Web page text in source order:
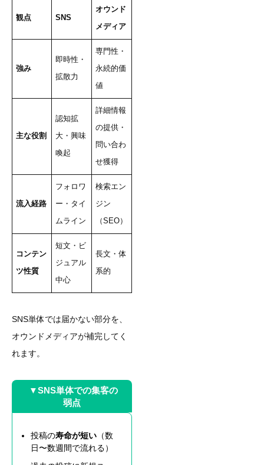
観点 SNS
オウンド
メディア
強み
即時性・
拡散力
専門性・
永続的価
値
主な役割
認知拡
大・興味
喚起
詳細情報
の提供・
問い合わ
せ獲得
流入経路
フォロワ
ー・タイ
ムライン
検索エン
ジン
（SEO）
コンテン
ツ性質
短文・ビ
ジュアル
中心
長文・体
系的
SNS単体では届かない部分を、
オウンドメディアが補完してく
れます。
▼SNS単体での集客の
弱点
投稿の寿命が短い （数
日〜数週間で流れる）